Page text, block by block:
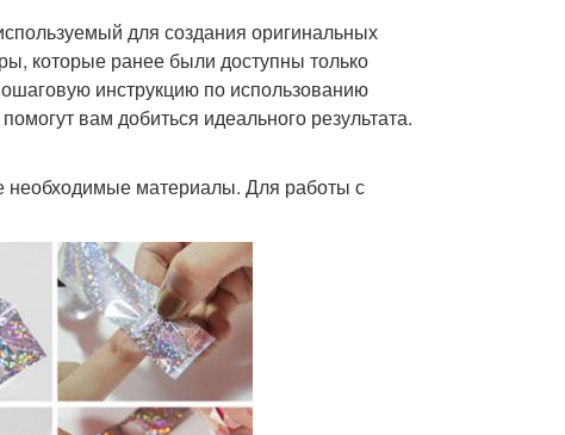
для создания оригинальных
которые ранее были доступны только
инструкцию по использованию
вам добиться идеального результата.
необходимые материалы. Для работы с